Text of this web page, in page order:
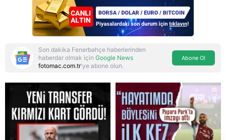
Reddet
Son dakika Fenerbahçe haberlerinden
haberdar olmak için Google News
fotomac.com.tr'ye abone olun.
Abone Ol